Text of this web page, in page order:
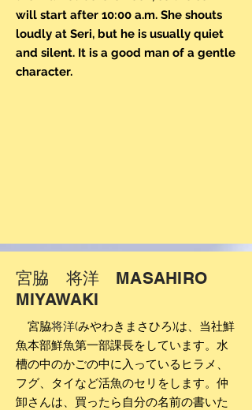
will start after 10:00 a.m. She shouts
loudly at Seri, but he is usually quiet
and silent. It is a good man of a gentle
character.
宮脇 将洋 MASAHIRO
MIYAWAKI
宮脇将洋(みやわきまさひろ)は、当社鮮
魚本部鮮魚第一部課長をしています。水
槽の中のかごの中に入っているヒラメ 、
フグ、タイなど活魚のセリをします。仲
卸さんは、買ったら自分の名前の書いた